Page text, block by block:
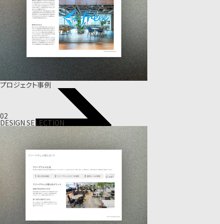
プロジェクト事例
02
DESIGN SELECTION